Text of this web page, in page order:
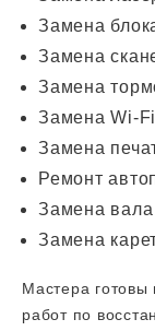
Замена
Замена
Замена
Замена Wi-Fi
Замена
Ремонт
Замена вала
Замена
Мастера
работ по